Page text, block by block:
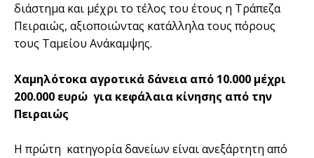
διάστημα και μέχρι το τέλος του έτους η Τράπεζα
Πειραιώς, αξιοποιώντας κατάλληλα τους πόρους
τους Ταμείου Ανάκαμψης.
Χαμηλότοκα αγροτικά δάνεια από 10.000 μέχρι
200.000 ευρώ για κεφάλαια κίνησης από την
Πειραιώς
Η πρώτη κατηγορία δανείων είναι ανεξάρτητη από